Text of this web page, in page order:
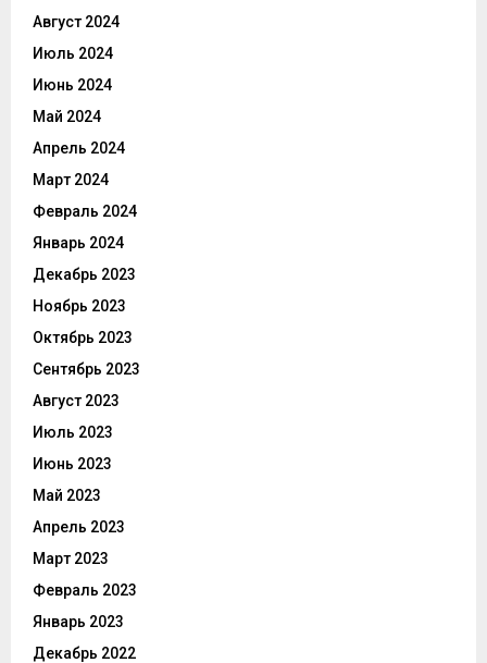
Август 2024
Июль 2024
Июнь 2024
Май 2024
Апрель 2024
Март 2024
Февраль 2024
Январь 2024
Декабрь 2023
Ноябрь 2023
Октябрь 2023
Сентябрь 2023
Август 2023
Июль 2023
Июнь 2023
Май 2023
Апрель 2023
Март 2023
Февраль 2023
Январь 2023
Декабрь 2022